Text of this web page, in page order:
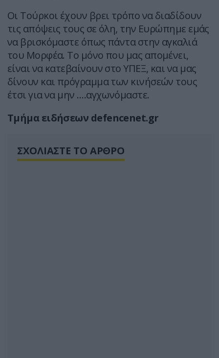
Οι Τούρκοι έχουν βρει τρόπο να διαδίδουν
τις απόψεις τους σε όλη, την Ευρώπημε εμάς
να βρισκόμαστε όπως πάντα στην αγκαλιά
του Μορφέα. Το μόνο που μας απομένει,
είναι να κατεβαίνουν στο ΥΠΕΞ, και να μας
δίνουν και πρόγραμμα των κινήσεών τους
έτσι για να μην ….αγχωνόμαστε.
Τμήμα ειδήσεων defencenet.gr
ΣΧΟΛΙΑΣΤΕ ΤΟ ΑΡΘΡΟ